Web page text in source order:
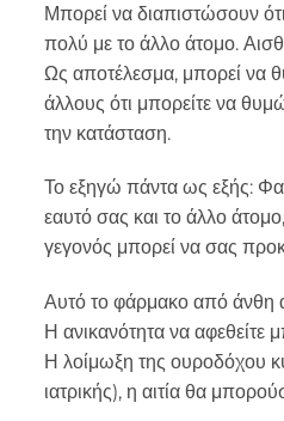
Μπορεί να διαπιστώσουν
πολύ με το άλλο άτομο.
Ως αποτέλεσμα, μπορεί να
άλλους ότι μπορείτε να
την κατάσταση.
Το εξηγώ πάντα ως εξής:
εαυτό σας και το άλλο
γεγονός μπορεί να σας
Αυτό το φάρμακο από άνθη
Η ανικανότητα να αφεθείτε
Η λοίμωξη της ουροδόχου
ιατρικής), η αιτία θα